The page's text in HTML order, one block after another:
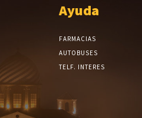
Ayuda
FARMACIAS
AUTOBUSES
TELF. INTERES